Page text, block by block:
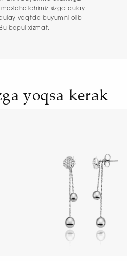
sizga qulay
vaqtda buyumni olib
bepul xizmat.
yoqsa kerak